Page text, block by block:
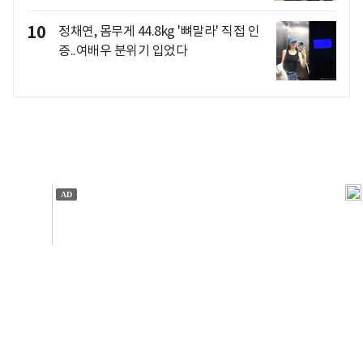
10
정채연, 몸무게 44.8kg '뼈말라' 직접 인
증..여배우 분위기 입었다